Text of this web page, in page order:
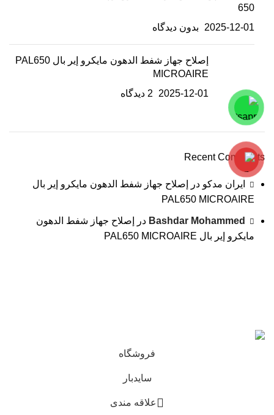
650
2025-12-01
بدون دیدگاه
إصلاح جهاز شفط الدهون مايكرو إير بال PAL650
MICROAIRE
2025-12-01
2 دیدگاه
Recent Comments
ایران مدکو در
إصلاح جهاز شفط الدهون مايكرو إير بال
PAL650 MICROAIRE
Bashdar Mohammed در
إصلاح جهاز شفط الدهون
مايكرو إير بال PAL650 MICROAIRE
فروشگاه
سایدبار
علاقه مندی